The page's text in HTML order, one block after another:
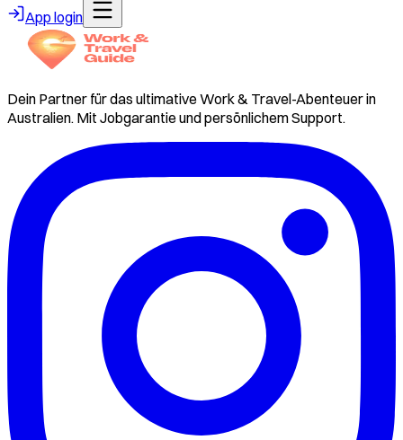
App login
Dein Partner für das ultimative Work & Travel-Abenteuer in
Australien. Mit Jobgarantie und persönlichem Support.